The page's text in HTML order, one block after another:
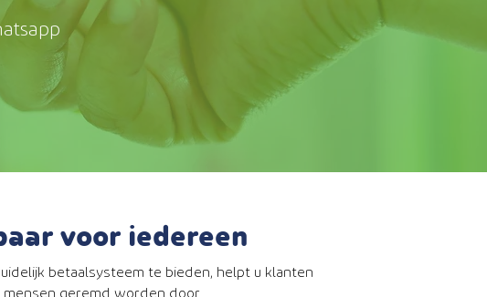
voor iedereen
betaalsysteem te bieden, helpt u klanten
geremd worden door